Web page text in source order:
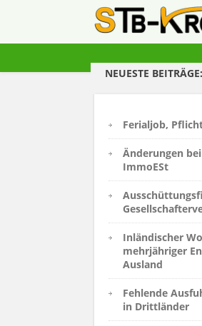
NEUESTE BEITRÄGE:
Ferialjob,
Änderungen
ImmoESt
Inländischer
mehrjähriger
Ausland
Fehlende
in Drittländer